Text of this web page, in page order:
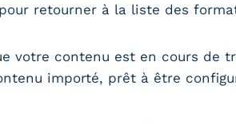
pour retourner à la liste des
votre contenu est en cours de
importé, prêt à être